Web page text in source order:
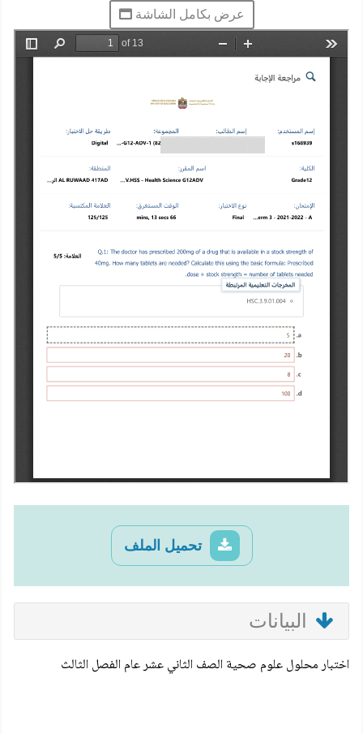
عرض بكامل الشاشة
تحميل الملف
البيانات
اختبار محلول علوم صحية الصف الثاني عشر عام الفصل الثالث